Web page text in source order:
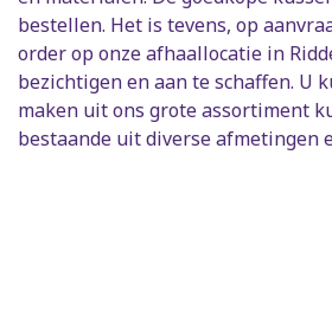
bestellen. Het is tevens, op
order op onze afhaallocatie in
bezichtigen en aan te schaffen. U
maken uit ons grote assortiment
bestaande uit diverse afmetingen